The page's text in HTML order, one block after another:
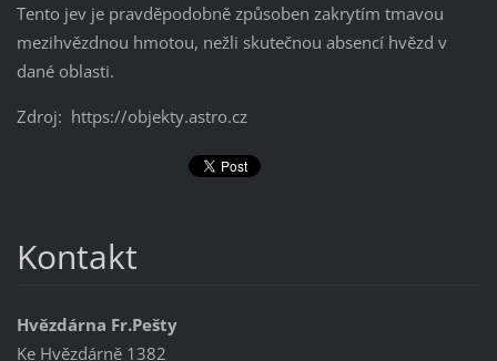
Tento jev je pravděpodobně způsoben zakrytím tmavou
mezihvězdnou hmotou, nežli skutečnou absencí hvězd v
dané oblasti.
Zdroj: https://objekty.astro.cz
Kontakt
Hvězdárna Fr.Pešty
Ke Hvězdárně 1382